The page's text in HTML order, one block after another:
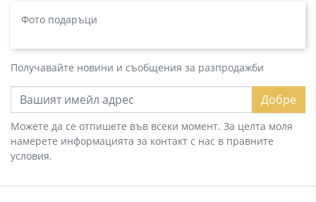
Фото подаръци
Получавайте новини и съобщения за разпродажби
Добре
Можете да се отпишете във всеки момент. За целта моля
намерете информацията за контакт с нас в правните
условия.